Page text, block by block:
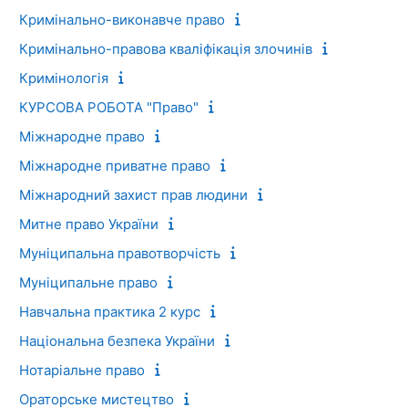
Кримінально-виконавче право
Кримінально-правова кваліфікація злочинів
Кримінологія
КУРСОВА РОБОТА "Право"
Міжнародне право
Міжнародне приватне право
Міжнародний захист прав людини
Митне право України
Муніципальна правотворчість
Муніципальне право
Навчальна практика 2 курс
Національна безпека України
Нотаріальне право
Ораторське мистецтво